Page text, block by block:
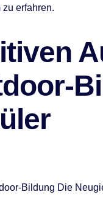
erfahren.